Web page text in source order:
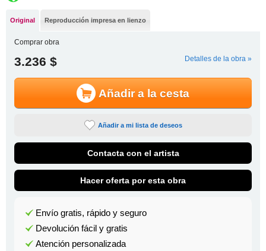
Original Reproducción impresa en lienzo
Comprar obra
3.236 $ Detalles de la obra »
Añadir a la cesta
Añadir a mi lista de deseos
Contacta con el artista
Hacer oferta por esta obra
Envío gratis, rápido y seguro
Devolución fácil y gratis
Atención personalizada